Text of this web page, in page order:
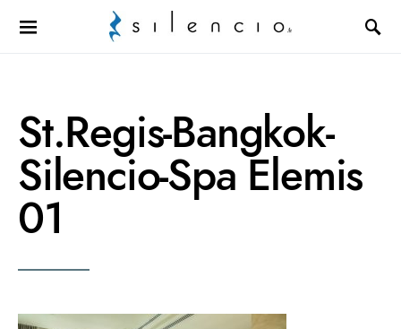
Search for:
St.Regis-Bangkok-
Silencio-Spa Elemis
01